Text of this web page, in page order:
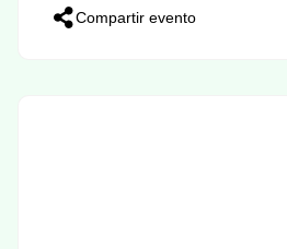
Compartir evento